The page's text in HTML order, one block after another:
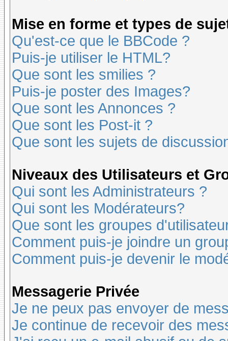
Mise en forme et types de
Qu'est-ce que le BBCode ?
Puis-je utiliser le HTML?
Que sont les smilies ?
Puis-je poster des Images?
Que sont les Annonces ?
Que sont les Post-it ?
Que sont les sujets de
Niveaux des Utilisateurs et
Qui sont les Administrateurs ?
Qui sont les Modérateurs?
Que sont les groupes
Comment puis-je joindre un
Comment puis-je devenir le
Messagerie Privée
Je ne peux pas envoyer de
Je continue de recevoir des